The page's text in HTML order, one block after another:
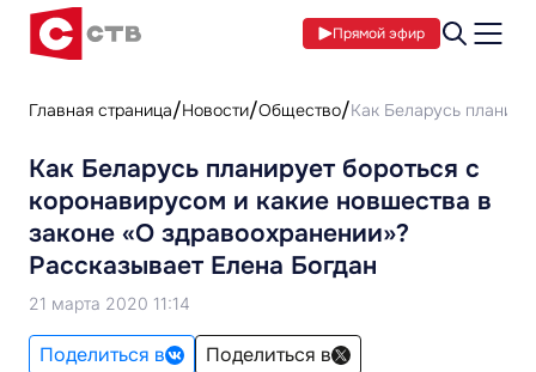
Прямой эфир
Главная страница Новости Общество Как Беларусь
Как Беларусь планирует бороться с
коронавирусом и какие новшества в
законе «О здравоохранении»?
Рассказывает Елена Богдан
21 марта 2020 11:14
Поделиться в
Поделиться в